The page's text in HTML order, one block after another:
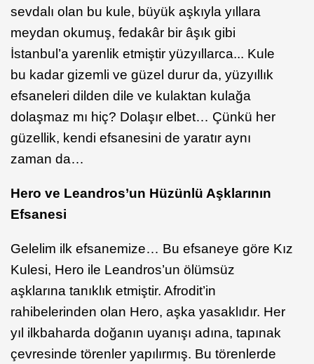
sevdalı olan bu kule, büyük aşkıyla yıllara
meydan okumuş, fedakâr bir âşık gibi
İstanbul’a yarenlik etmiştir yüzyıllarca... Kule
bu kadar gizemli ve güzel durur da, yüzyıllık
efsaneleri dilden dile ve kulaktan kulağa
dolaşmaz mı hiç? Dolaşır elbet… Çünkü her
güzellik, kendi efsanesini de yaratır aynı
zaman da…
Hero ve Leandros’un Hüzünlü Aşklarının
Efsanesi
Gelelim ilk efsanemize… Bu efsaneye göre Kız
Kulesi, Hero ile Leandros’un ölümsüz
aşklarına tanıklık etmiştir. Afrodit’in
rahibelerinden olan Hero, aşka yasaklıdır. Her
yıl ilkbaharda doğanın uyanışı adına, tapınak
çevresinde törenler yapılırmış. Bu törenlerde